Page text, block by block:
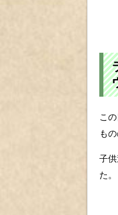
こ
も
子
た。